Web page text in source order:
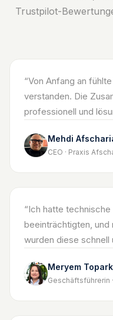
Trustpilot-
“Von Anfang an
verstanden. Die
professionell und
Mehdi
CEO · Praxis
“Ich hatte
beeinträchtigten,
wurden diese
Meryem Topark
Geschäftsführerin